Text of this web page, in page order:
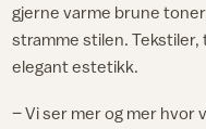
gjerne varme brune
stramme stilen.
elegant estetikk.
– Vi ser mer og mer hvor